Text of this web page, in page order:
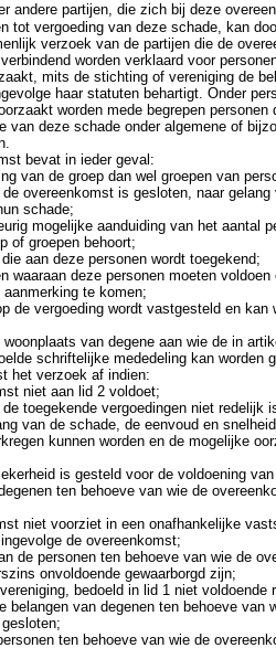
partijen, die zich bij deze
tot vergoeding van deze schade, kan
verzoek van de partijen die de
worden verklaard voor
mits de stichting of vereniging de
haar statuten behartigt. Onder
worden mede begrepen personen
van deze schade onder algemene of
bevat in ieder geval:
van de groep dan wel groepen van
de overeenkomst is gesloten, naar gelang
schade;
mogelijke aanduiding van het aantal
of groepen behoort;
aan deze personen wordt toegekend;
waaraan deze personen moeten voldoen
te komen;
de vergoeding wordt vastgesteld en kan
van degene aan wie de in
schriftelijke mededeling kan worden
het verzoek af indien:
niet aan lid 2 voldoet;
toegekende vergoedingen niet redelijk
van de schade, de eenvoud en
kunnen worden en de mogelijke
is gesteld voor de voldoening
ten behoeve van wie de
niet voorziet in een onafhankelijke
de overeenkomst;
de personen ten behoeve van wie de
onvoldoende gewaarborgd zijn;
bedoeld in lid 1 niet voldoende
belangen van degenen ten behoeve van
ten behoeve van wie de